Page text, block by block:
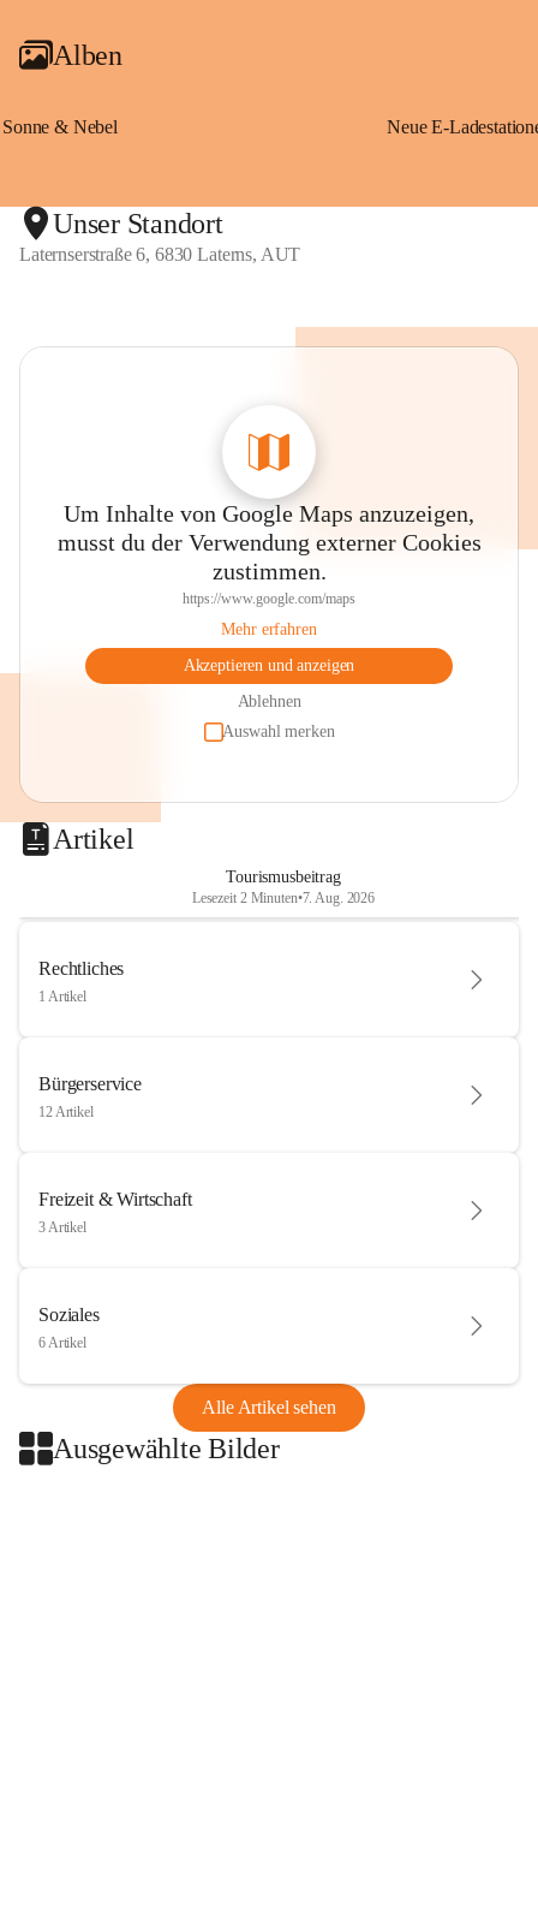
Alben
Sonne & Nebel
Unser Standort
Laternserstraße 6, 6830 Laterns, AUT
Um Inhalte von Google Maps anzuzeigen,
musst du der Verwendung externer Cookies
zustimmen.
https://www.google.com/maps
Mehr erfahren
Akzeptieren und anzeigen
Ablehnen
Auswahl merken
Artikel
Tourismusbeitrag
Lesezeit 2 Minuten•7. Aug. 2026
Rechtliches
1 Artikel
Bürgerservice
12 Artikel
Freizeit & Wirtschaft
3 Artikel
Soziales
6 Artikel
Alle Artikel sehen
Ausgewählte Bilder